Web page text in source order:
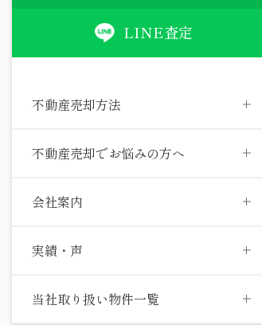
LINE査定
不動産売却方法
不動産売却でお悩みの方へ
会社案内
実績・声
当社取り扱い物件一覧